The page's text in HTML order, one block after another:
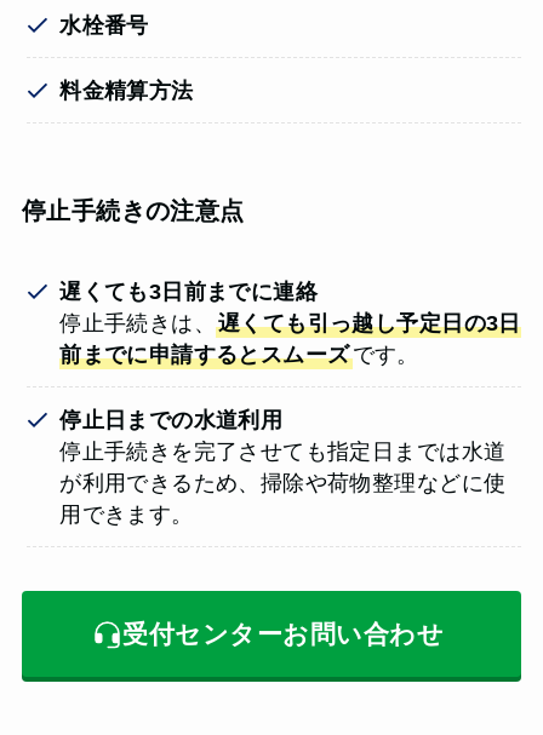
水栓番号
料金精算方法
停止手続きの注意点
遅くても3日前までに連絡
停止手続きは、遅くても引っ越し予定日の3日
前までに申請するとスムーズです。
停止日までの水道利用
停止手続きを完了させても指定日までは水道
が利用できるため、掃除や荷物整理などに使
用できます。
受付センターお問い合わせ